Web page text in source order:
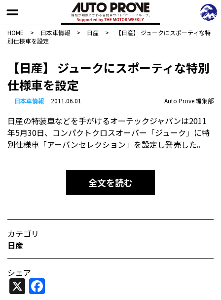
HOME > 日本車情報​ > 日産 >
【日産】 ジュークにスポーティな特
別仕様車を設定
【日産】 ジュークにスポーティな特別
仕様車を設定
日本車情報​ 2011.06.01 Auto Prove 編集部
日産の特装車などを手がけるオーテックジャパンは2011
年5月30日、コンパクトクロスオーバー「ジューク」に特
別仕様車「アーバンセレクション」を設定し発売した。
全文を読む
カテゴリ
日産
シェア
X